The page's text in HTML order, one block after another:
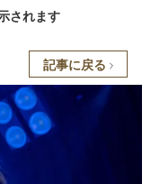
されます
記事に戻る